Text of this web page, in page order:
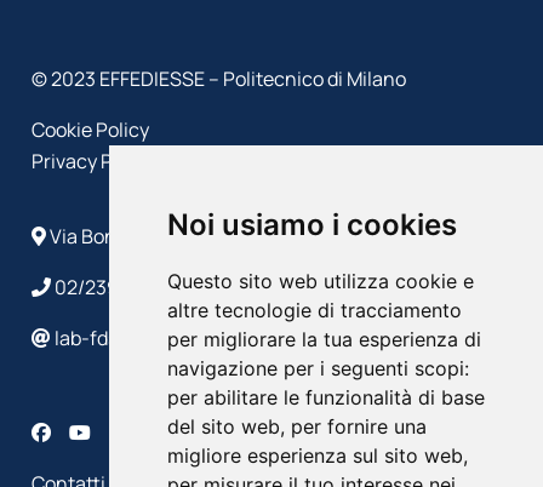
Noi usiamo i cookies
Questo sito web utilizza cookie e
altre tecnologie di tracciamento
per migliorare la tua esperienza di
navigazione per i seguenti scopi:
per abilitare le funzionalità di base
del sito web, per fornire una
migliore esperienza sul sito web,
© 2023 EFFEDIESSE – Politecnico di Milano
Cookie Policy
Privacy Policy
Via Bonardi, 9 - 20133 Milano
02/2399 4586/4632
lab-fds@polimi.it